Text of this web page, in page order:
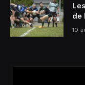
de
10